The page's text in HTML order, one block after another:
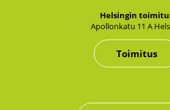
Hel­sin­gin
Apol­lon­ka­tu 11 A
Toimitus